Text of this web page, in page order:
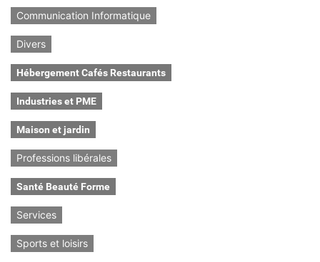
Communication Informatique
Divers
Hébergement Cafés Restaurants
Industries et PME
Maison et jardin
Professions libérales
Santé Beauté Forme
Services
Sports et loisirs